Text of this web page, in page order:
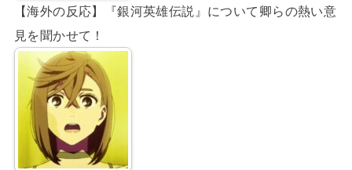
【海外の反応】『銀河英雄伝説』について卿らの熱い意
見を聞かせて！